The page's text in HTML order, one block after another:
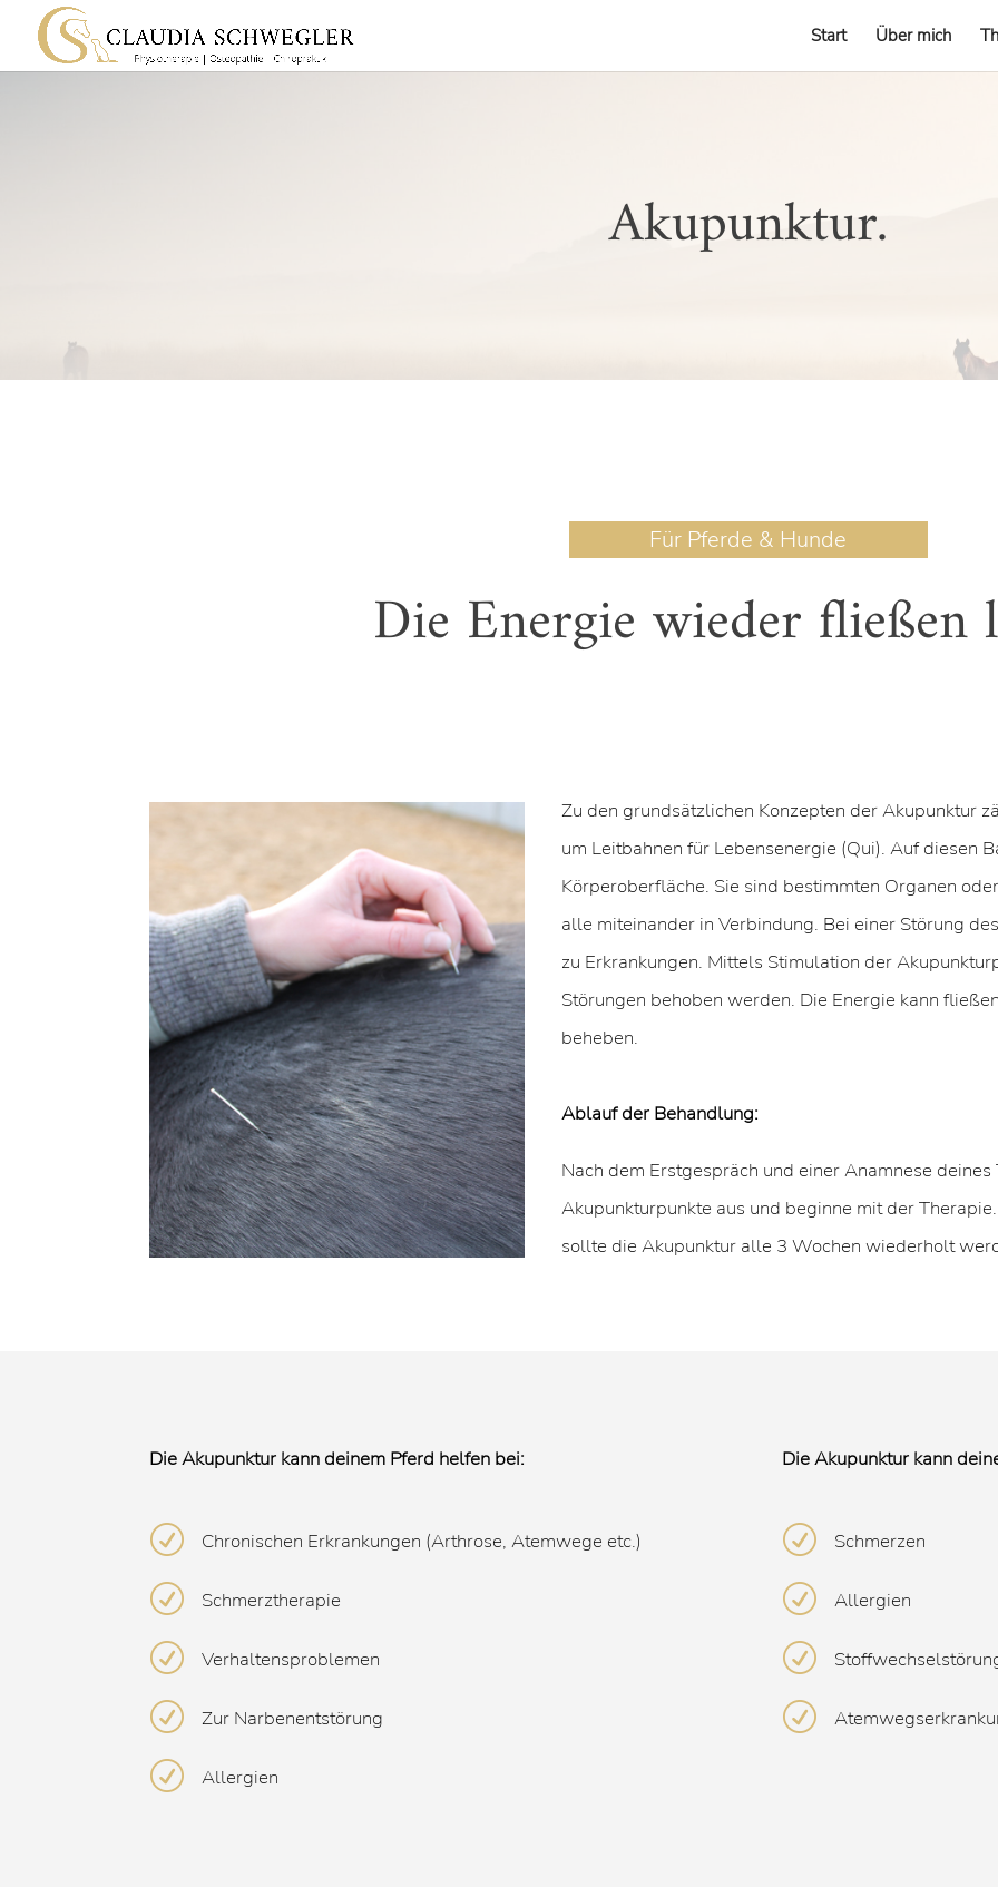
Start Über mich
Akupunktur.
Für Pferde & Hunde
Die Energie wieder fließen
Zu den grundsätzlichen Konzepten der Akupunktur
um Leitbahnen für Lebensenergie (Qui). Auf diesen
Körperoberfläche. Sie sind bestimmten Organen
alle miteinander in Verbindung. Bei einer Störung
zu Erkrankungen. Mittels Stimulation der
Störungen behoben werden. Die Energie kann
beheben.
Ablauf der Behandlung:
Nach dem Erstgespräch und einer Anamnese
Akupunkturpunkte aus und beginne mit der
sollte die Akupunktur alle 3 Wochen wiederholt
Die Akupunktur kann deinem Pferd helfen bei:
R Chronischen Erkrankungen (Arthrose, Atemwege etc.)
R Schmerztherapie
R Verhaltensproblemen
R Zur Narbenentstörung
R Allergien
Die Akupunktur kann
R Schmerzen
R Allergien
R
R